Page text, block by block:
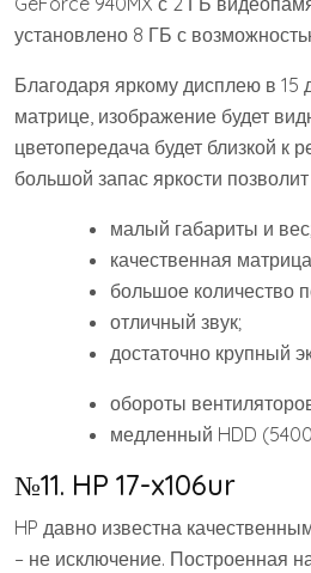
установлено 8 ГБ с
Благодаря яркому дисплею в 15
матрице, изображение будет
цветопередача будет близкой к
большой запас яркости
малый габариты и
качественная
большое количество
отличный звук;
достаточно крупный
обороты
медленный HDD
№11. HP 17-x106ur
HP давно известна
– не исключение. Построенная